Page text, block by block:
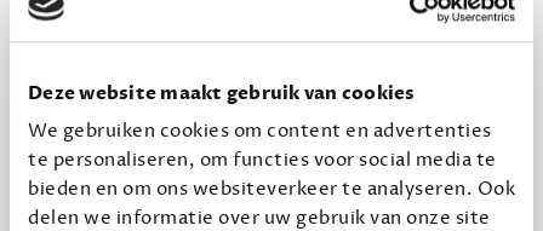
Deze website maakt gebruik van cookies
We gebruiken cookies om content en advertenties
te personaliseren, om functies voor social media te
bieden en om ons websiteverkeer te analyseren. Ook
delen we informatie over uw gebruik van onze site
Dewey Plus
Een originele manier om je reading challenge te
halen.
12,50 per maand, incl. verzending